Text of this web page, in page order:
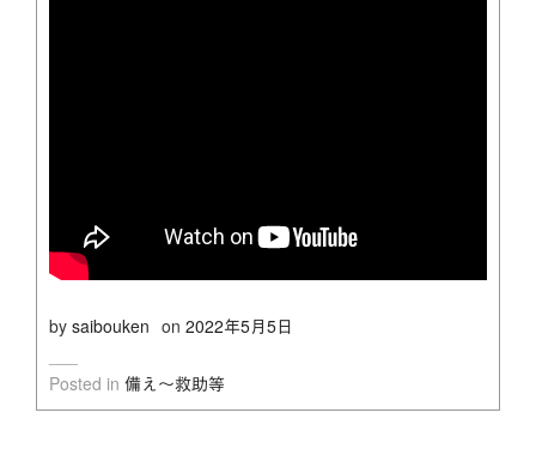
by saibouken on 2022年5月5日
Posted in 備え～救助等